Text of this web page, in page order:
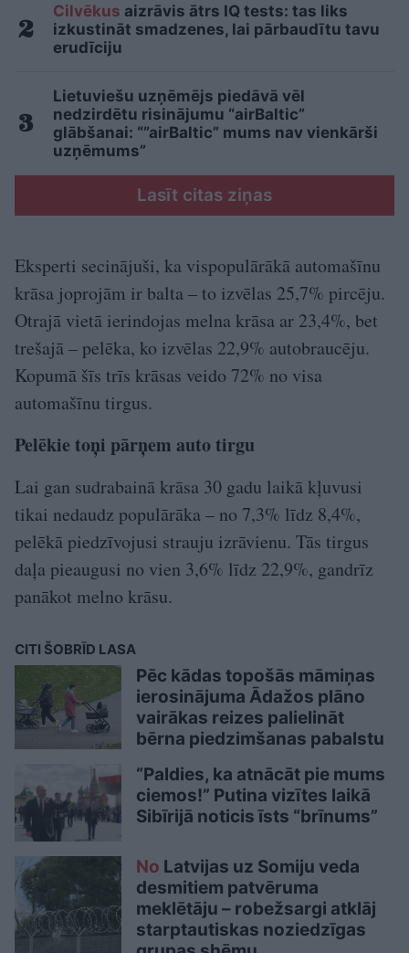
Cilvēkus aizrāvis ātrs IQ tests: tas liks
izkustināt smadzenes, lai pārbaudītu tavu
erudīciju
Lietuviešu uzņēmējs piedāvā vēl
nedzirdētu risinājumu “airBaltic”
glābšanai: “”airBaltic” mums nav vienkārši
uzņēmums”
Lasīt citas ziņas
Eksperti secinājuši, ka vispopulārākā automašīnu
krāsa joprojām ir balta – to izvēlas 25,7% pircēju.
Otrajā vietā ierindojas melna krāsa ar 23,4%, bet
trešajā – pelēka, ko izvēlas 22,9% autobraucēju.
Kopumā šīs trīs krāsas veido 72% no visa
automašīnu tirgus.
Pelēkie toņi pārņem auto tirgu
Lai gan sudrabainā krāsa 30 gadu laikā kļuvusi
tikai nedaudz populārāka – no 7,3% līdz 8,4%,
pelēkā piedzīvojusi strauju izrāvienu. Tās tirgus
daļa pieaugusi no vien 3,6% līdz 22,9%, gandrīz
panākot melno krāsu.
CITI ŠOBRĪD LASA
Pēc kādas topošās māmiņas
ierosinājuma Ādažos plāno
vairākas reizes palielināt
bērna piedzimšanas pabalstu
“Paldies, ka atnācāt pie mums
ciemos!” Putina vizītes laikā
Sibīrijā noticis īsts “brīnums”
No Latvijas uz Somiju veda
desmitiem patvēruma
meklētāju – robežsargi atklāj
starptautiskas noziedzīgas